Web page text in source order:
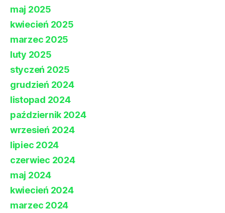
maj 2025
kwiecień 2025
marzec 2025
luty 2025
styczeń 2025
grudzień 2024
listopad 2024
październik 2024
wrzesień 2024
lipiec 2024
czerwiec 2024
maj 2024
kwiecień 2024
marzec 2024